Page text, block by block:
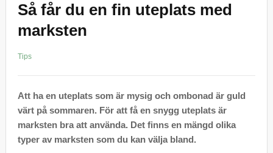
Så får du en fin uteplats med
marksten
Tips
Att ha en uteplats som är mysig och ombonad är guld
värt på sommaren. För att få en snygg uteplats är
marksten bra att använda. Det finns en mängd olika
typer av marksten som du kan välja bland.